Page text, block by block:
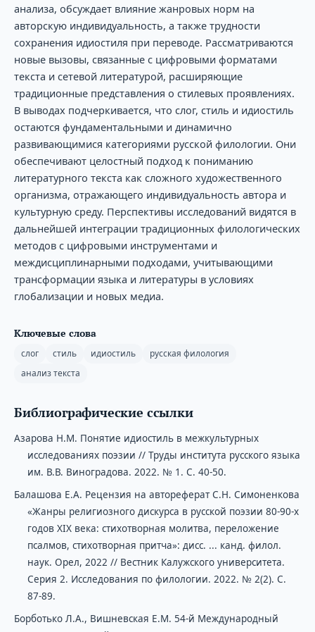
анализа, обсуждает влияние жанровых норм на
авторскую индивидуальность, а также трудности
сохранения идиостиля при переводе. Рассматриваются
новые вызовы, связанные с цифровыми форматами
текста и сетевой литературой, расширяющие
традиционные представления о стилевых проявлениях.
В выводах подчеркивается, что слог, стиль и идиостиль
остаются фундаментальными и динамично
развивающимися категориями русской филологии. Они
обеспечивают целостный подход к пониманию
литературного текста как сложного художественного
организма, отражающего индивидуальность автора и
культурную среду. Перспективы исследований видятся в
дальнейшей интеграции традиционных филологических
методов с цифровыми инструментами и
междисциплинарными подходами, учитывающими
трансформации языка и литературы в условиях
глобализации и новых медиа.
Ключевые слова
слог стиль идиостиль
русская филология
анализ текста
Библиографические ссылки
Азарова Н.М. Понятие идиостиль в межкультурных
исследованиях поэзии // Труды института русского языка
им. В.В. Виноградова. 2022. № 1. С. 40-50.
Балашова Е.А. Рецензия на автореферат С.Н. Симоненкова
«Жанры религиозного дискурса в русской поэзии 80-90-х
годов ХІХ века: стихотворная молитва, переложение
псалмов, стихотворная притча»: дисс. ... канд. филол.
наук. Орел, 2022 // Вестник Калужского университета.
Серия 2. Исследования по филологии. 2022. № 2(2). С.
87-89.
Борботько Л.А., Вишневская Е.М. 54-й Международный